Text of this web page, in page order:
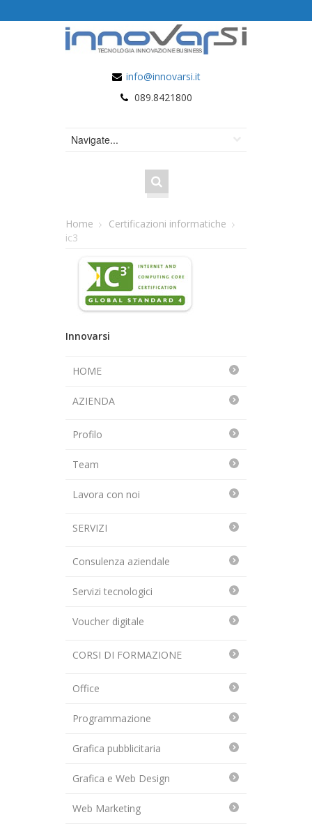
info@innovarsi.it
089.8421800
Home
Certificazioni informatiche
ic3
Innovarsi
HOME
AZIENDA
Profilo
Team
Lavora con noi
SERVIZI
Consulenza aziendale
Servizi tecnologici
Voucher digitale
CORSI DI FORMAZIONE
Office
Programmazione
Grafica pubblicitaria
Grafica e Web Design
Web Marketing